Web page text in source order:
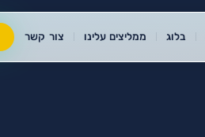
בלוג ממליצים עלינו צור קשר